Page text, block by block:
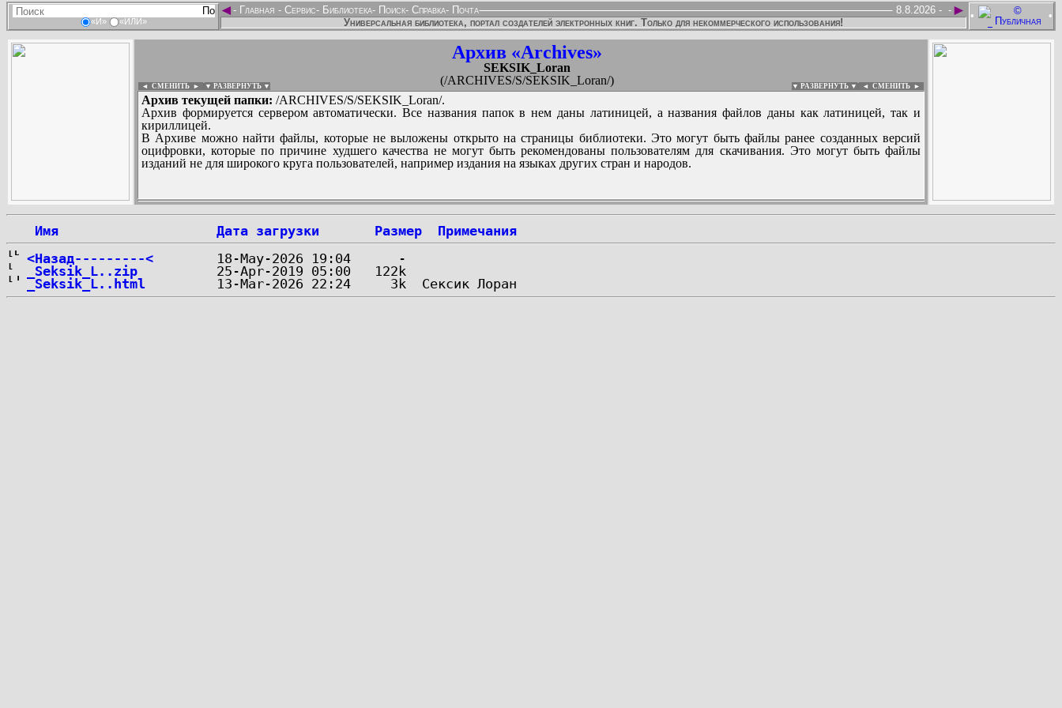
«И» «ИЛИ»
• •
◄ ►
- Главная - Сервис- Библиотека- Поиск- Справка- Почта -
8.8.2026 -
Универсальная библиотека, портал создателей электронных книг. Только для некоммерческого использования!
Архив «Archives»
SEKSIK_Loran
(/ARCHIVES/S/SEKSIK_Loran/)
◄ СМЕНИТЬ ► ▼ РАЗВЕРНУТЬ ▼ ▼ РАЗВЕРНУТЬ ▼ ◄ СМЕНИТЬ ►
Архив текущей папки: /ARCHIVES/S/SEKSIK_Loran/.
Архив формируется сервером автоматически. Все названия папок в нем даны латиницей, а названия файлов даны как латиницей, так и
кириллицей.
В Архиве можно найти файлы, которые не выложены открыто на страницы библиотеки. Это могут быть файлы ранее созданных версий
оцифровки, которые по причине худшего качества не могут быть рекомендованы пользователям для скачивания. Это могут быть файлы
изданий не для широкого круга пользователей, например издания на языках других стран и народов.
:
...
Имя Дата загрузки Размер
Примечания
<Назад---------<
_Seksik_L..zip
_Seksik_L..html